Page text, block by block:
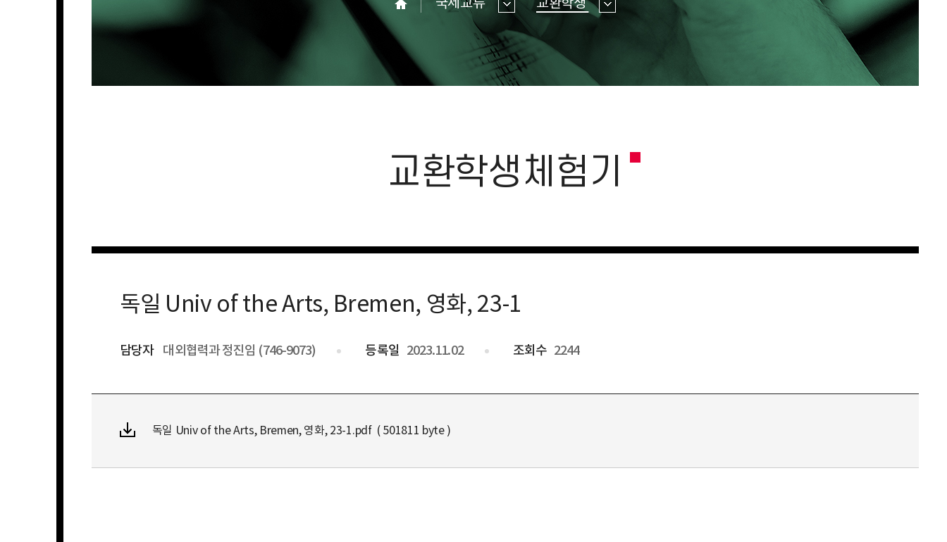
홈 국제교류 교환학생
교환학생체험기
독일 Univ of the Arts, Bremen, 영화, 23-1
담당자 대외협력과 정진임 (746-9073) 등록일 2023.11.02 조회수 2244
독일 Univ of the Arts, Bremen, 영화, 23-1.pdf ( 501811 byte )